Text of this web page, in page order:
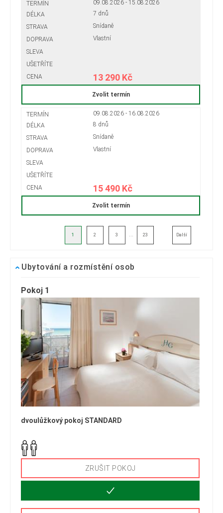
09.08.2026 - 15.08.2026
7 dnů
Snídaně
Vlastní
13 290 Kč
Zvolit termín
09.08.2026 - 16.08.2026
8 dnů
Snídaně
Vlastní
15 490 Kč
Zvolit termín
1 2 3 ... 23 Další
Ubytování a rozmístění osob
Pokoj 1
dvoulůžkový pokoj STANDARD
ZRUŠIT POKOJ